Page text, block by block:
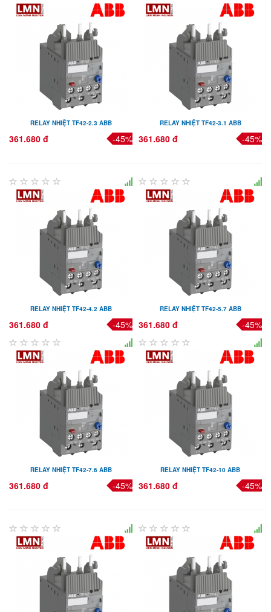
RELAY NHIỆT TF42-2.3 ABB
361.680 đ -45%
RELAY NHIỆT TF42-3.1 ABB
361.680 đ -45%
RELAY NHIỆT TF42-4.2 ABB
361.680 đ -45%
RELAY NHIỆT TF42-5.7 ABB
361.680 đ -45%
RELAY NHIỆT TF42-7.6 ABB
361.680 đ -45%
RELAY NHIỆT TF42-10 ABB
361.680 đ -45%